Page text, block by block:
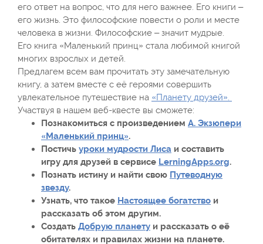
его ответ на вопрос, что для него важнее. Его книги –
его жизнь. Это философские повести о роли и месте
человека в жизни. Философские – значит мудрые.
Его книга «Маленький принц» стала любимой книгой
многих взрослых и детей.
Предлагем всем вам прочитать эту замечательную
книгу, а затем вместе с её героями совершить
увлекательное путешествие на «Планету друзей».
Участвуя в нашем веб-квесте вы сможете:
Познакомиться с произведением А. Экзюпери
«Маленький принц».
Постичь уроки мудрости Лиса и составить
игру для друзей в сервисе LerningApps.org.
Познать истину и найти свою Путеводную
звезду.
Узнать, что такое Настоящее богатство и
рассказать об этом другим.
Создать Добрую планету и рассказать о её
обитателях и правилах жизни на планете.